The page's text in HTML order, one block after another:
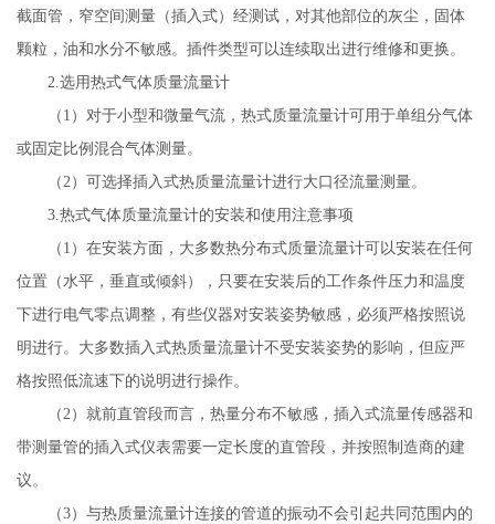
截面管，窄空间测量（插入式）经测试，对其他部位的灰尘，固体
颗粒，油和水分不敏感。插件类型可以连续取出进行维修和更换。
2.选用热式气体质量流量计
（1）对于小型和微量气流，热式质量流量计可用于单组分气体
或固定比例混合气体测量。
（2）可选择插入式热质量流量计进行大口径流量测量。
3.热式气体质量流量计的安装和使用注意事项
（1）在安装方面，大多数热分布式质量流量计可以安装在任何
位置（水平，垂直或倾斜），只要在安装后的工作条件压力和温度
下进行电气零点调整，有些仪器对安装姿势敏感，必须严格按照说
明进行。大多数插入式热质量流量计不受安装姿势的影响，但应严
格按照低流速下的说明进行操作。
（2）就前直管段而言，热量分布不敏感，插入式流量传感器和
带测量管的插入式仪表需要一定长度的直管段，并按照制造商的建
议。
（3）与热质量流量计连接的管道的振动不会引起共同范围内的